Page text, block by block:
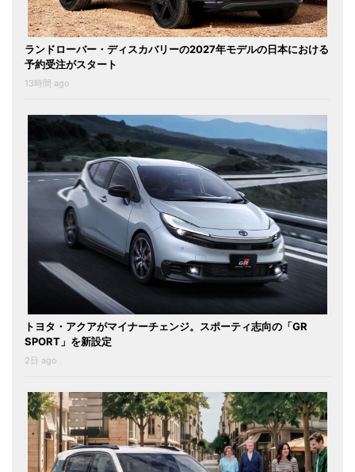
ランドローバー・ディスカバリーの2027年モデルの日本における
予約受注がスタート
13時間 ago
トヨタ・アクアがマイナーチェンジ。スポーティ志向の「GR
SPORT」を新設定
2日 ago